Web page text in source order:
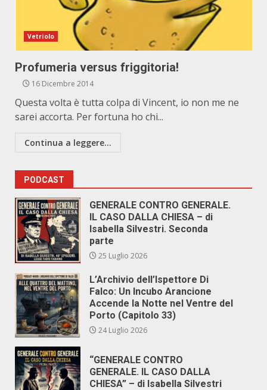
Vetriolo
Profumeria versus friggitoria!
16 Dicembre 2014
Questa volta è tutta colpa di Vincent, io non me ne
sarei accorta. Per fortuna ho chi...
Continua a leggere...
PODCAST
GENERALE CONTRO GENERALE.
IL CASO DALLA CHIESA – di
Isabella Silvestri. Seconda
parte
25 Luglio 2026
L’Archivio dell’Ispettore Di
Falco: Un Incubo Arancione
Accende la Notte nel Ventre del
Porto (Capitolo 33)
24 Luglio 2026
“GENERALE CONTRO
GENERALE. IL CASO DALLA
CHIESA” – di Isabella Silvestri